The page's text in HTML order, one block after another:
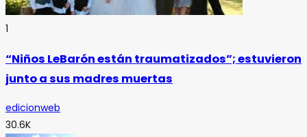
1
“Niños LeBarón están traumatizados”; estuvieron
junto a sus madres muertas
edicionweb
30.6K